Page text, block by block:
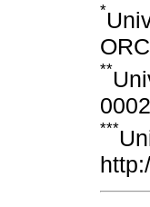
*
**
***